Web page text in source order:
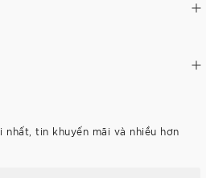
nhất, tin khuyến mãi và nhiều hơn